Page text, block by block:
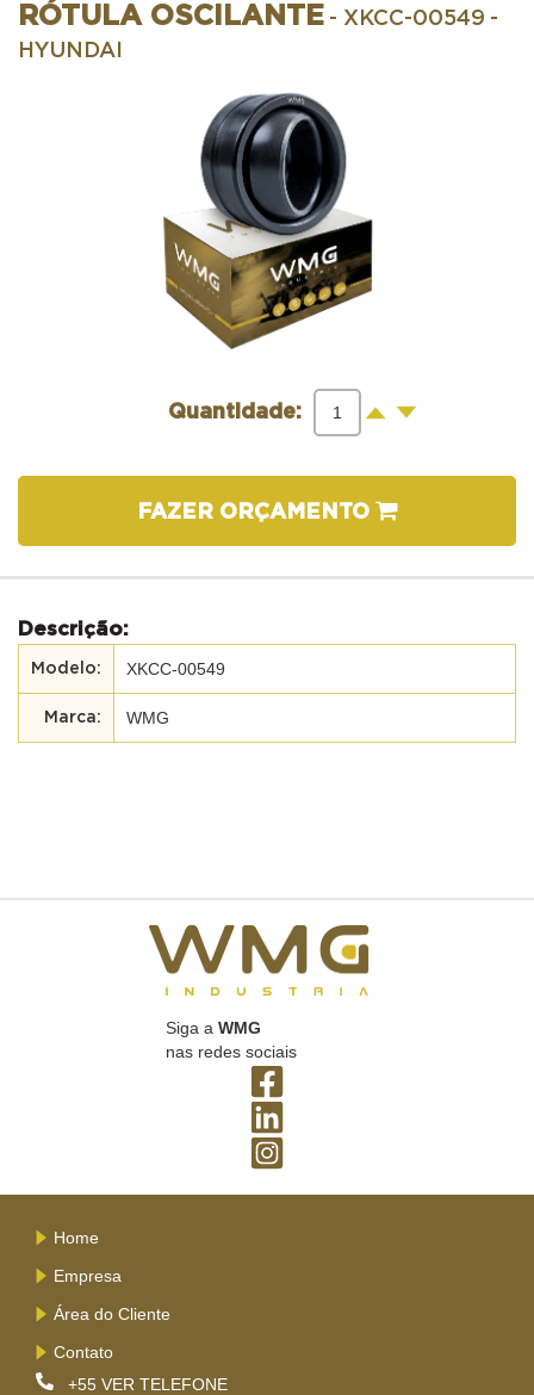
RÓTULA OSCILANTE - XKCC-00549 -
HYUNDAI
Quantidade: + -
FAZER ORÇAMENTO
Descrição:
XKCC-00549
WMG
Siga a WMG
nas redes sociais
Home
Empresa
Área do Cliente
Contato
+55 VER TELEFONE